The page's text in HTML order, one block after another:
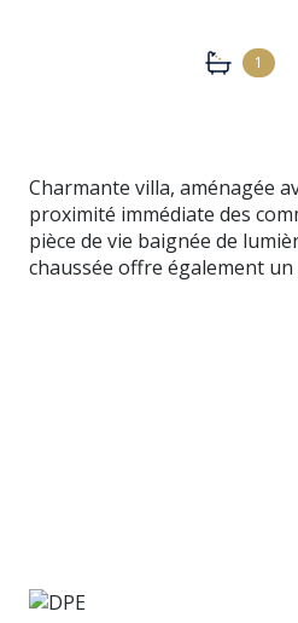
1
Charmante villa, aménagée
proximité immédiate des
pièce de vie baignée de
chaussée offre également
fonctionnelle, lumineuse et